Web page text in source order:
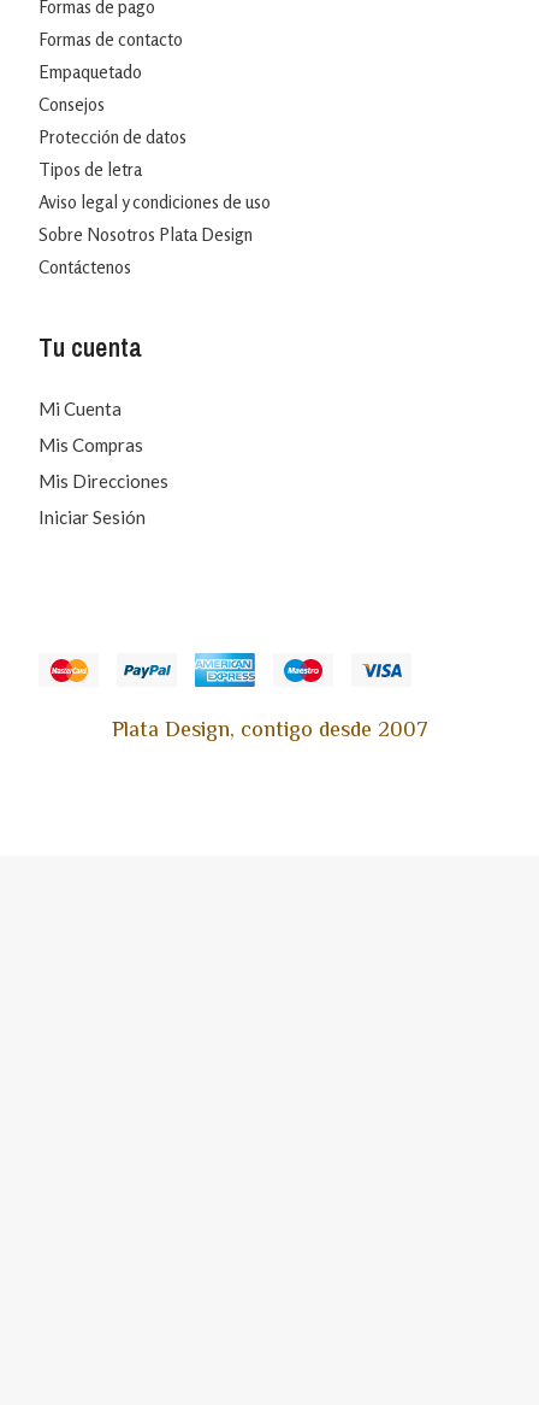
Formas de pago
Formas de contacto
Empaquetado
Consejos
Protección de datos
Tipos de letra
Aviso legal y condiciones de uso
Sobre Nosotros Plata Design
Contáctenos
Tu cuenta
Mi Cuenta
Mis Compras
Mis Direcciones
Iniciar Sesión
Plata Design, contigo desde 2007